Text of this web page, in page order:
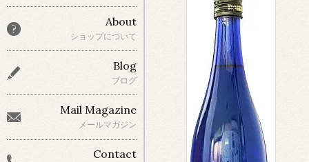
About
ショップについて
Blog
ブログ
Mail Magazine
メールマガジン
Contact